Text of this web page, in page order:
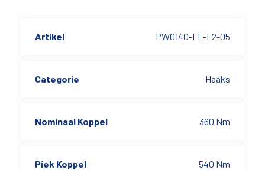
Artikel PW0140-FL-L2-05
Categorie Haaks
Nominaal Koppel 360 Nm
Piek Koppel 540 Nm